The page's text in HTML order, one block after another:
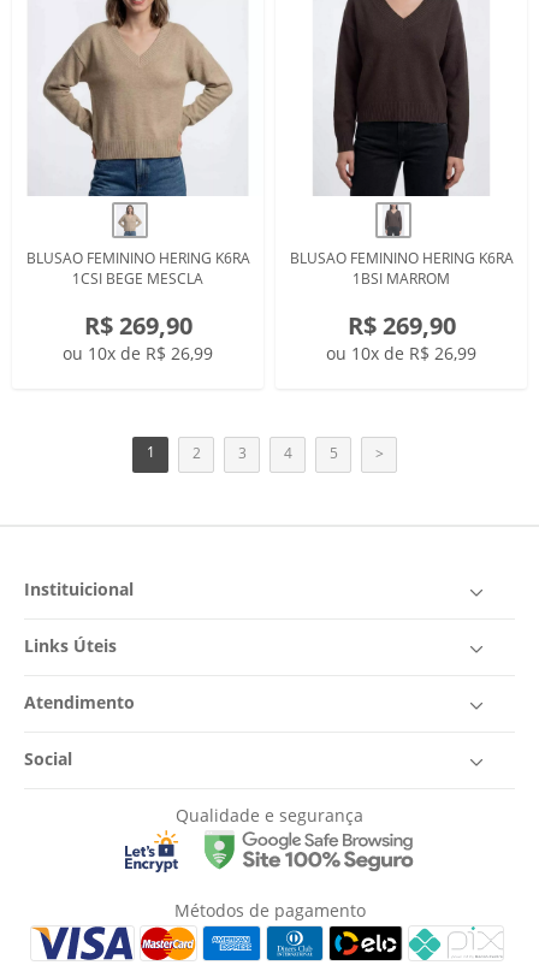
BLUSAO FEMININO HERING K6RA
1CSI BEGE MESCLA
R$ 269,90
ou 10x de R$ 26,99
BLUSAO FEMININO HERING K6RA
1BSI MARROM
R$ 269,90
ou 10x de R$ 26,99
1 2 3 4 5 >
Instituicional
Links Úteis
Atendimento
Social
Qualidade e segurança
Métodos de pagamento